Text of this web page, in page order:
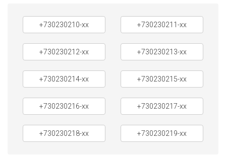
+730230210-xx +730230211-xx
+730230212-xx +730230213-xx
+730230214-xx +730230215-xx
+730230216-xx +730230217-xx
+730230218-xx +730230219-xx